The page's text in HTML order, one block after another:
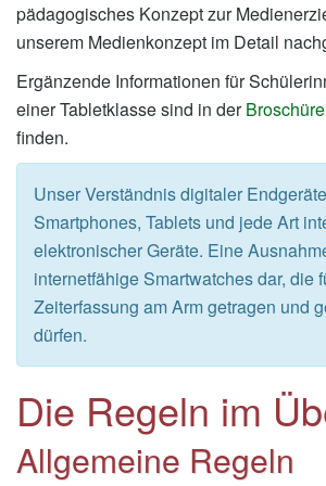
pädagogisches Konzept zur
unserem Medienkonzept im Detail
Ergänzende Informationen für
einer Tabletklasse sind in der
finden.
Unser Verständnis digitaler
Smartphones, Tablets und jede Art
elektronischer Geräte. Eine
internetfähige Smartwatches dar, die
Zeiterfassung am Arm getragen und
dürfen.
Die Regeln im
Allgemeine Regeln